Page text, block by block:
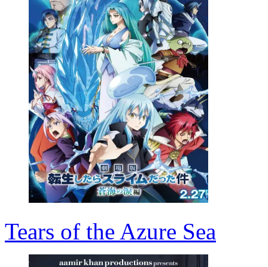
Tears of the Azure Sea